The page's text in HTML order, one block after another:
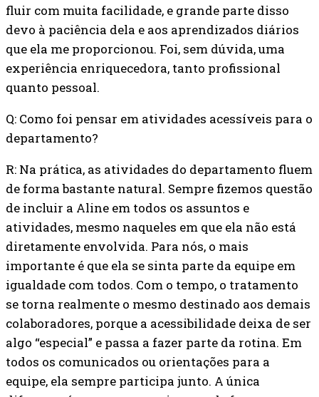
fluir com muita facilidade, e grande parte disso
devo à paciência dela e aos aprendizados diários
que ela me proporcionou. Foi, sem dúvida, uma
experiência enriquecedora, tanto profissional
quanto pessoal.
Q: Como foi pensar em atividades acessíveis para o
departamento?
R: Na prática, as atividades do departamento fluem
de forma bastante natural. Sempre fizemos questão
de incluir a Aline em todos os assuntos e
atividades, mesmo naqueles em que ela não está
diretamente envolvida. Para nós, o mais
importante é que ela se sinta parte da equipe em
igualdade com todos. Com o tempo, o tratamento
se torna realmente o mesmo destinado aos demais
colaboradores, porque a acessibilidade deixa de ser
algo “especial” e passa a fazer parte da rotina. Em
todos os comunicados ou orientações para a
equipe, ela sempre participa junto. A única